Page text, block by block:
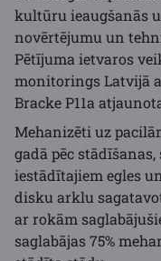
kultūru ieaugšanās
novērtējumu un
Pētījuma ietvaros
monitorings Latvijā
Bracke P11a
Mehanizēti uz
gadā pēc
iestādītajiem egles
disku arklu
ar rokām
saglabājas 75%